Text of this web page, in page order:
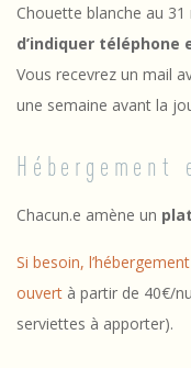
Chouette blanche au
d’indiquer téléphone
Vous recevrez un mail
une semaine avant la
Chacun.e amène un
Si besoin,
ouvert à partir de 40€/
serviettes à apporter).